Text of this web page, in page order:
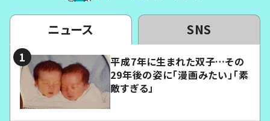
ニュース SNS
平成7年に生まれた双子…その
29年後の姿に「漫画みたい」「素
敵すぎる」